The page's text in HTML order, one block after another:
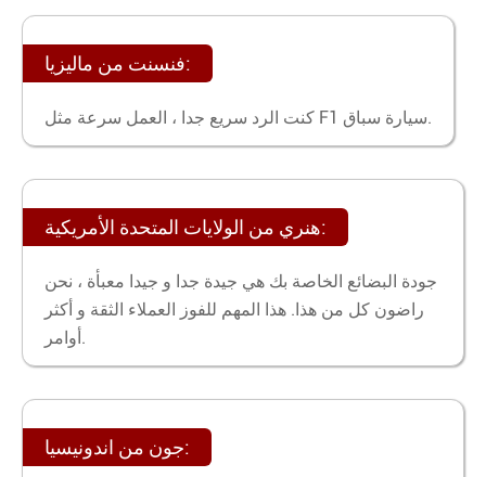
فنسنت من ماليزيا:
كنت الرد سريع جدا ، العمل سرعة مثل F1 سيارة سباق.
هنري من الولايات المتحدة الأمريكية:
جودة البضائع الخاصة بك هي جيدة جدا و جيدا معبأة ، نحن
راضون كل من هذا. هذا المهم للفوز العملاء الثقة و أكثر
أوامر.
جون من اندونيسيا: